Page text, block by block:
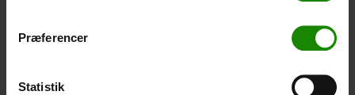
Præferencer
Statistik
Wasserdicht, leichtes Material, Einheitsgröße – Kann
nicht in einer bestimmten Farbe gebucht werden.
+